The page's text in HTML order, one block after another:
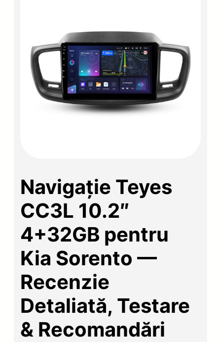
Navigație Teyes
CC3L 10.2″
4+32GB pentru
Kia Sorento —
Recenzie
Detaliată, Testare
& Recomandări